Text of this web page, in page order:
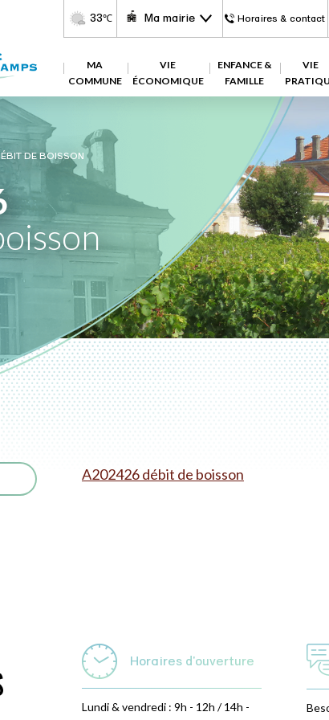
33℃ Ma mairie Horaires & contact
MA
COMMUNE
VIE
ÉCONOMIQUE
ENFANCE &
FAMILLE
VIE
DE BOISSON
A202426 débit de boisson
Horaires d'ouverture
Lundi & vendredi : 9h - 12h / 14h -